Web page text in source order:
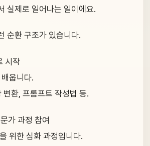
실제로 일어나는 일이에요.
순환 구조가 있습니다.
시작
웁니다.
변환, 프롬프트 작성법 등.
가 과정 참여
위한 심화 과정입니다.